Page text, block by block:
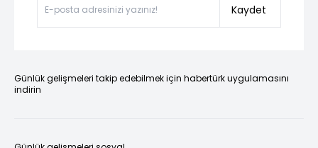
Kaydet
Günlük gelişmeleri takip edebilmek için habertürk uygulamasını
indirin